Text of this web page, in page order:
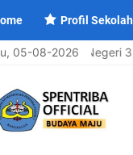
Profil Sekolah
05-08-2026
SMP Negeri 3